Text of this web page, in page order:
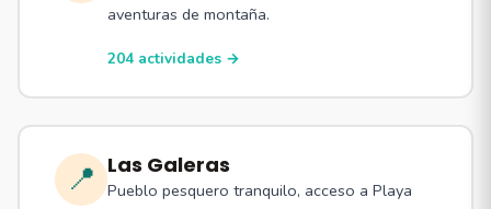
aventuras de montaña.
204 actividades →
📍 Las Galeras
Pueblo pesquero tranquilo, acceso a Playa